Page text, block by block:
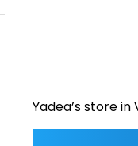
Yadea’s store